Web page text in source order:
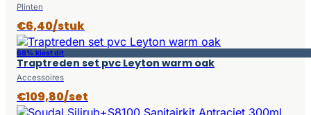
Plinten
€6,40/stuk
68% kiest dit
Traptreden set pvc Leyton warm oak
Accessoires
€109,80/set